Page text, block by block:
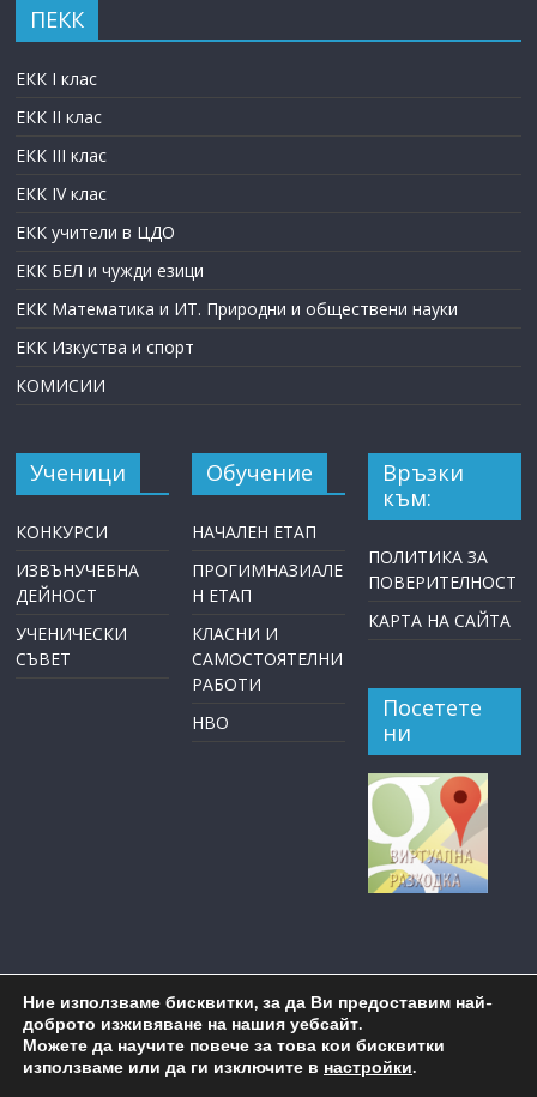
ПЕКК
ЕКК I клас
ЕКК II клас
ЕКК III клас
ЕКК IV клас
ЕКК учители в ЦДО
ЕКК БЕЛ и чужди езици
ЕКК Математика и ИТ. Природни и обществени науки
ЕКК Изкуства и спорт
КОМИСИИ
Ученици
КОНКУРСИ
ИЗВЪНУЧЕБНА
ДЕЙНОСТ
УЧЕНИЧЕСКИ
СЪВЕТ
Обучение
НАЧАЛЕН ЕТАП
ПРОГИМНАЗИАЛЕ
Н ЕТАП
КЛАСНИ И
САМОСТОЯТЕЛНИ
РАБОТИ
НВО
Връзки
към:
ПОЛИТИКА ЗА
ПОВЕРИТЕЛНОСТ
КАРТА НА САЙТА
Посетете
ни
Copyright © 2026ОУ "Пейо Крачолов Яворов" Бургас
Ние използваме бисквитки, за да Ви предоставим най-
доброто изживяване на нашия уебсайт.
Можете да научите повече за това кои бисквитки
използваме или да ги изключите в настройки.